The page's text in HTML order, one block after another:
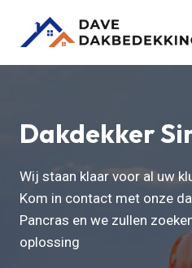
Dakdekker
Wij staan klaar voor al uw
Kom in contact met onze
Pancras en we zullen
oplossing